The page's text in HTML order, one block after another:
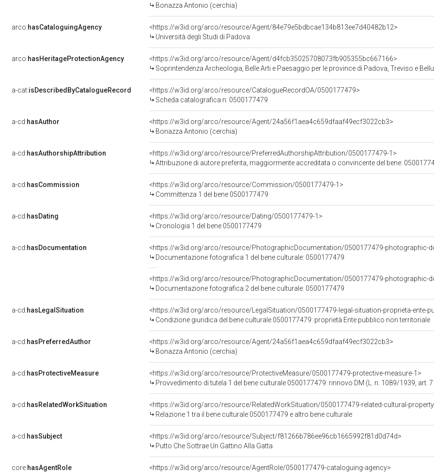
Bonazza Antonio (cerchia)
arco:hasCataloguingAgency
<https://w3id.org/arco/resource/Agent/84e79e5bdbcae134b813ee7d40482b12>
Università degli Studi di Padova
arco:hasHeritageProtectionAgency
<https://w3id.org/arco/resource/Agent/d4fcb35025708073fb905355bc667166>
Soprintendenza Archeologia, Belle Arti e Paesaggio per le province di Padova, Treviso e
a-cat:isDescribedByCatalogueRecord
<https://w3id.org/arco/resource/CatalogueRecordOA/0500177479>
Scheda catalografica n: 0500177479
a-cd:hasAuthor
<https://w3id.org/arco/resource/Agent/24a56f1aea4c659dfaaf49ecf3022cb3>
Bonazza Antonio (cerchia)
a-cd:hasAuthorshipAttribution
<https://w3id.org/arco/resource/PreferredAuthorshipAttribution/0500177479-1>
Attribuzione di autore preferita, maggiormente accreditata o convincente del bene:
a-cd:hasCommission
<https://w3id.org/arco/resource/Commission/0500177479-1>
Committenza 1 del bene 0500177479
a-cd:hasDating
<https://w3id.org/arco/resource/Dating/0500177479-1>
Cronologia 1 del bene 0500177479
a-cd:hasDocumentation
<https://w3id.org/arco/resource/PhotographicDocumentation/0500177479-photographic-
Documentazione fotografica 1 del bene culturale: 0500177479
<https://w3id.org/arco/resource/PhotographicDocumentation/0500177479-photographic-
Documentazione fotografica 2 del bene culturale: 0500177479
a-cd:hasLegalSituation
<https://w3id.org/arco/resource/LegalSituation/0500177479-legal-situation-proprieta-ente-
Condizione giuridica del bene culturale 0500177479: proprietà Ente pubblico non territoriale
a-cd:hasPreferredAuthor
<https://w3id.org/arco/resource/Agent/24a56f1aea4c659dfaaf49ecf3022cb3>
Bonazza Antonio (cerchia)
a-cd:hasProtectiveMeasure
<https://w3id.org/arco/resource/ProtectiveMeasure/0500177479-protective-measure-1>
Provvedimento di tutela 1 del bene culturale 0500177479: rinnovo DM (L. n. 1089/1939, art.
a-cd:hasRelatedWorkSituation
<https://w3id.org/arco/resource/RelatedWorkSituation/0500177479-related-cultural-
Relazione 1 tra il bene culturale 0500177479 e altro bene culturale
a-cd:hasSubject
<https://w3id.org/arco/resource/Subject/f81266b786ee96cb1665992f81d0d74d>
Putto Che Sottrae Un Gattino Alla Gatta
core:hasAgentRole
<https://w3id.org/arco/resource/AgentRole/0500177479-cataloguing-agency>